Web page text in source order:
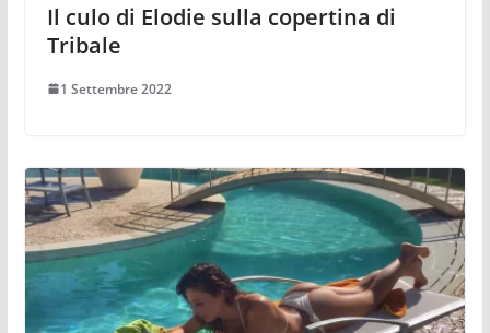
Il culo di Elodie sulla copertina di
Tribale
1 Settembre 2022